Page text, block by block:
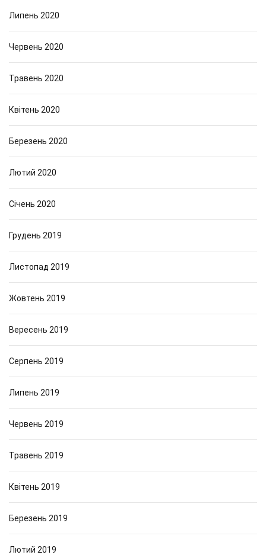
Липень 2020
Червень 2020
Травень 2020
Квітень 2020
Березень 2020
Лютий 2020
Січень 2020
Грудень 2019
Листопад 2019
Жовтень 2019
Вересень 2019
Серпень 2019
Липень 2019
Червень 2019
Травень 2019
Квітень 2019
Березень 2019
Лютий 2019